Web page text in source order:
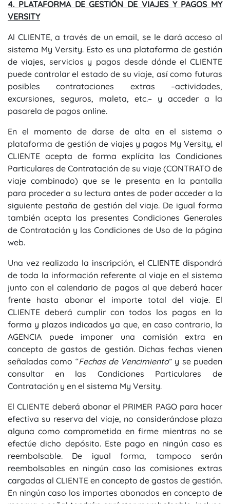
4. PLATAFORMA DE GESTIÓN DE VIAJES Y PAGOS MY
VERSITY
Al CLIENTE, a través de un email, se le dará acceso al
sistema My Versity. Esto es una plataforma de gestión
de viajes, servicios y pagos desde dónde el CLIENTE
puede controlar el estado de su viaje, así como futuras
posibles contrataciones extras –actividades,
excursiones, seguros, maleta, etc.– y acceder a la
pasarela de pagos online.
En el momento de darse de alta en el sistema o
plataforma de gestión de viajes y pagos My Versity, el
CLIENTE acepta de forma explícita las Condiciones
Particulares de Contratación de su viaje (CONTRATO de
viaje combinado) que se le presenta en la pantalla
para proceder a su lectura antes de poder acceder a la
siguiente pestaña de gestión del viaje. De igual forma
también acepta las presentes Condiciones Generales
de Contratación y las Condiciones de Uso de la página
web.
Una vez realizada la inscripción, el CLIENTE dispondrá
de toda la información referente al viaje en el sistema
junto con el calendario de pagos al que deberá hacer
frente hasta abonar el importe total del viaje. El
CLIENTE deberá cumplir con todos los pagos en la
forma y plazos indicados ya que, en caso contrario, la
AGENCIA puede imponer una comisión extra en
concepto de gastos de gestión. Dichas fechas vienen
señaladas como “Fechas de Vencimiento” y se pueden
consultar en las Condiciones Particulares de
Contratación y en el sistema My Versity.
El CLIENTE deberá abonar el PRIMER PAGO para hacer
efectiva su reserva del viaje, no considerándose plaza
alguna como comprometida en firme mientras no se
efectúe dicho depósito. Este pago en ningún caso es
reembolsable. De igual forma, tampoco serán
reembolsables en ningún caso las comisiones extras
cargadas al CLIENTE en concepto de gastos de gestión.
En ningún caso los importes abonados en concepto de